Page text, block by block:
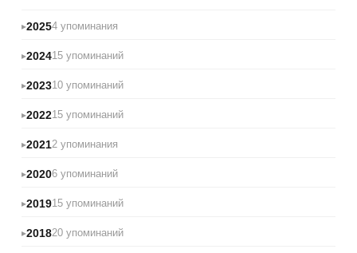
20254 упоминания
202415 упоминаний
202310 упоминаний
202215 упоминаний
20212 упоминания
20206 упоминаний
201915 упоминаний
201820 упоминаний